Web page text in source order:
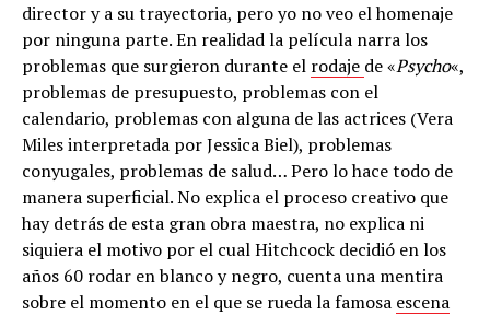
director y a su trayectoria, pero yo no veo el homenaje
por ninguna parte. En realidad la película narra los
problemas que surgieron durante el rodaje de «Psycho«,
problemas de presupuesto, problemas con el
calendario, problemas con alguna de las actrices (Vera
Miles interpretada por Jessica Biel), problemas
conyugales, problemas de salud… Pero lo hace todo de
manera superficial. No explica el proceso creativo que
hay detrás de esta gran obra maestra, no explica ni
siquiera el motivo por el cual Hitchcock decidió en los
años 60 rodar en blanco y negro, cuenta una mentira
sobre el momento en el que se rueda la famosa escena